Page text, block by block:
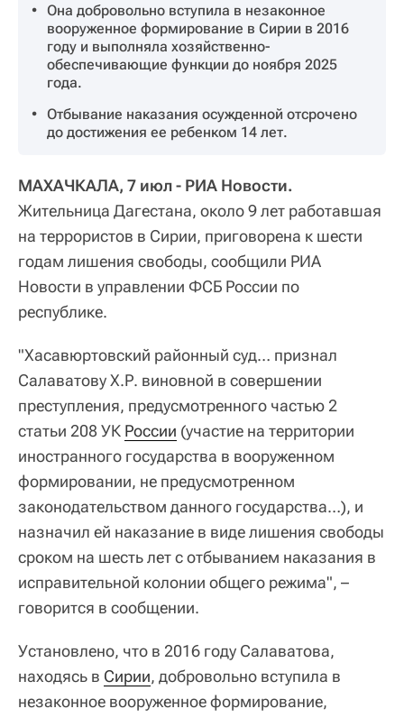
Она добровольно вступила в незаконное
вооруженное формирование в Сирии в 2016
году и выполняла хозяйственно-
обеспечивающие функции до ноября 2025
года.
Отбывание наказания осужденной отсрочено
до достижения ее ребенком 14 лет.
МАХАЧКАЛА, 7 июл - РИА Новости.
Жительница Дагестана, около 9 лет работавшая
на террористов в Сирии, приговорена к шести
годам лишения свободы, сообщили РИА
Новости в управлении ФСБ России по
республике.
"Хасавюртовский районный суд… признал
Салаватову Х.Р. виновной в совершении
преступления, предусмотренного частью 2
статьи 208 УК России (участие на территории
иностранного государства в вооруженном
формировании, не предусмотренном
законодательством данного государства…), и
назначил ей наказание в виде лишения свободы
сроком на шесть лет с отбыванием наказания в
исправительной колонии общего режима", –
говорится в сообщении.
Установлено, что в 2016 году Салаватова,
находясь в Сирии, добровольно вступила в
незаконное вооруженное формирование,